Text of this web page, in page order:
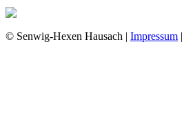
© Senwig-Hexen Hausach | Impressum